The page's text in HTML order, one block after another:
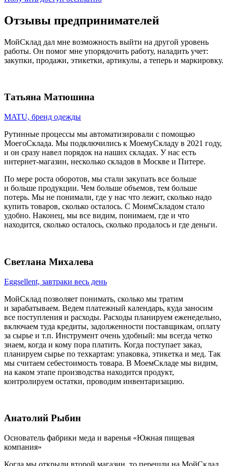
Отзывы предпринимателей
МойСклад дал мне возможность выйти на другой уровень
работы. Он помог мне упорядочить работу, наладить учет:
закупки, продажи, этикетки, артикулы, а теперь и маркировку.
Татьяна Матюшина
MATU, бренд одежды
Рутинные процессы мы автоматизировали с помощью
МоегоСклада. Мы подключились к МоемуСкладу в 2021 году,
и он сразу навел порядок на наших складах. У нас есть
интернет-магазин, несколько складов в Москве и Питере.
По мере роста оборотов, мы стали закупать все больше
и больше продукции. Чем больше объемов, тем больше
потерь. Мы не понимали, где у нас что лежит, сколько надо
купить товаров, сколько осталось. С МоимСкладом стало
удобно. Наконец, мы все видим, понимаем, где и что
находится, сколько осталось, сколько продалось и где деньги.
Светлана Михалева
Eggsellent, завтраки весь день
МойСклад позволяет понимать, сколько мы тратим
и зарабатываем. Ведем платежный календарь, куда заносим
все поступления и расходы. Расходы планируем еженедельно,
включаем туда кредиты, задолженности поставщикам, оплату
за сырье и т.п. Инструмент очень удобный: мы всегда четко
знаем, когда и кому пора платить. Когда поступает заказ,
планируем сырье по техкартам: упаковка, этикетка и мед. Так
мы считаем себестоимость товара. В МоемСкладе мы видим,
на каком этапе производства находится продукт,
контролируем остатки, проводим инвентаризацию.
Анатолий Рыбин
Основатель фабрики меда и варенья «Южная пищевая
компания»
Когда мы открыли второй магазин, то перешли на МойСклад